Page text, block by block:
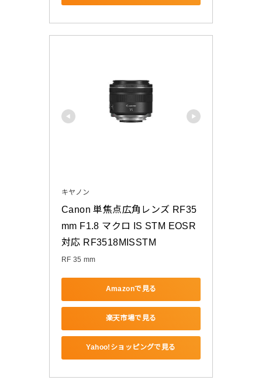
キヤノン
Canon 単焦点広角レンズ RF35
mm F1.8 マクロ IS STM EOSR
対応 RF3518MISSTM
RF 35 mm
Amazonで見る
楽天市場で見る
Yahoo!ショッピングで見る